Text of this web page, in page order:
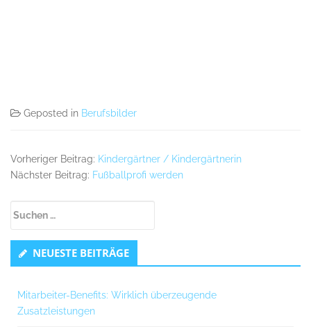
Geposted in Berufsbilder
Vorheriger Beitrag: Kindergärtner / Kindergärtnerin
Nächster Beitrag: Fußballprofi werden
Seitenleiste
NEUESTE BEITRÄGE
Mitarbeiter-Benefits: Wirklich überzeugende
Zusatzleistungen